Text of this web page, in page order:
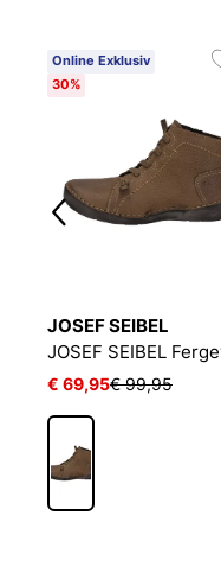
Online Exklusiv
30%
JOSEF SEIBEL
€ 69,95€ 99,95